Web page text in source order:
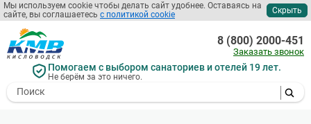
Мы используем cookie чтобы делать сайт удобнее. Оставаясь на
сайте, вы соглашаетесь с политикой cookie Скрыть
Перейти
к
основному
содержанию
Помогаем с выбором санаториев и отелей 19 лет.
Не берём за это ничего.
- I agree to the processing of my
8 (800) 2000-451
Заказать звонок